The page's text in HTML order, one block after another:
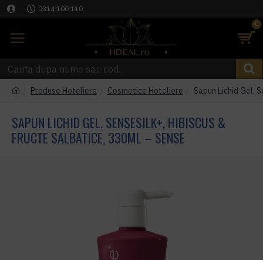
0314 100 110
0
Produse Hoteliere Cosmetice Hoteliere Sapun Lichid Gel,
SAPUN LICHID GEL, SENSESILK+, HIBISCUS &
FRUCTE SALBATICE, 330ML – SENSE